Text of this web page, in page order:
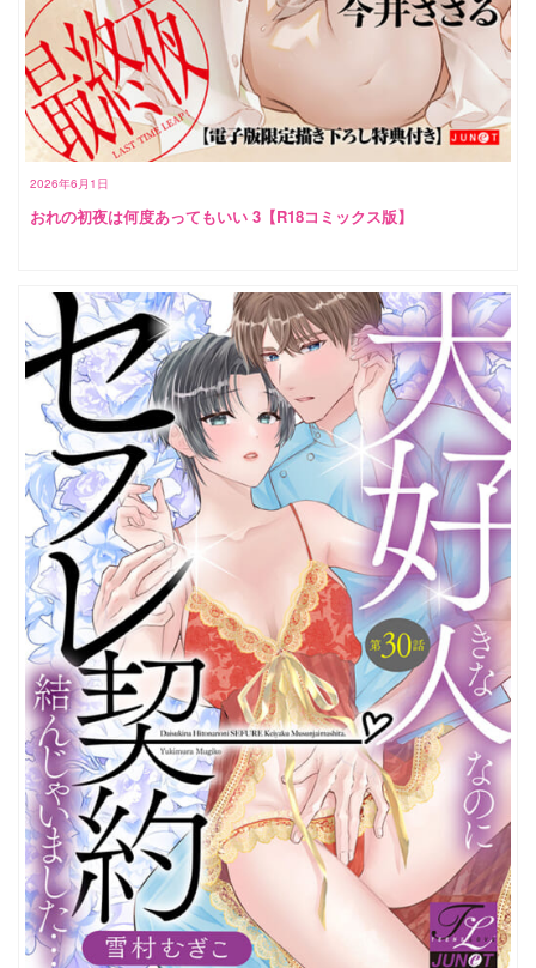
2026年6月1日
おれの初夜は何度あってもいい 3【R18コミックス版】